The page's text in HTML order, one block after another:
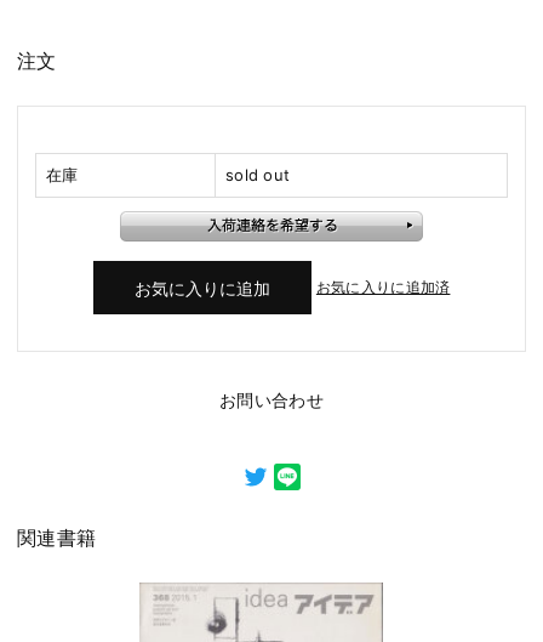
注文
在庫 sold out
お気に入りに追加済
お問い合わせ
関連書籍